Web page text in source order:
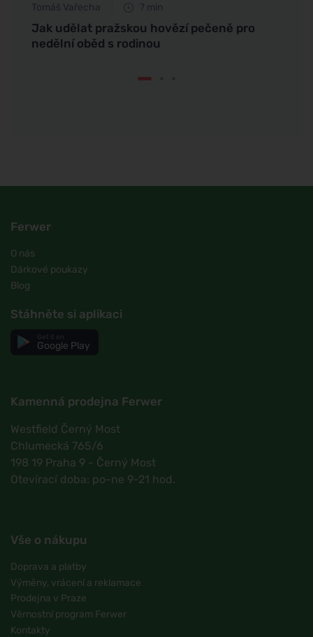
Tomáš Vařecha 7 min
Jak udělat pražskou hovězí pečeně pro
nedělní oběd s rodinou
Ferwer
O nás
Dárkové poukazy
Blog
Stáhněte si aplikaci
Google Play
Kamenná prodejna Ferwer
Westfield Černý Most
Chlumecká 765/6
198 19 Praha 9 - Černý Most
Otevírací doba: po-ne 9-21 hod.
Vše o nákupu
Doprava a platby
Výměny, vrácení a reklamace
Prodejna v Praze
Věrnostní program Ferwer
Kontakty